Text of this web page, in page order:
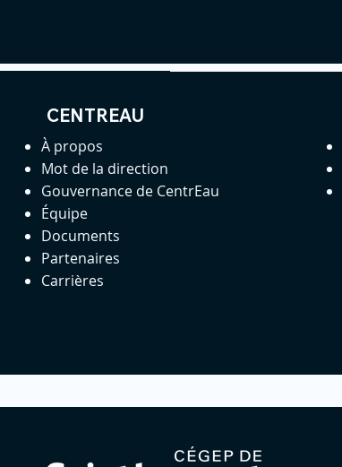
CENTREAU
À propos
Mot de la direction
Gouvernance de CentrEau
Équipe
Documents
Partenaires
Carrières